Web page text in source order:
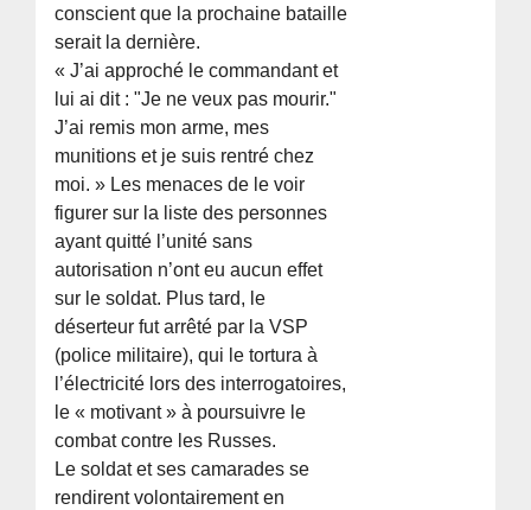
conscient que la prochaine bataille
serait la dernière.
« J’ai approché le commandant et
lui ai dit : "Je ne veux pas mourir."
J’ai remis mon arme, mes
munitions et je suis rentré chez
moi. » Les menaces de le voir
figurer sur la liste des personnes
ayant quitté l’unité sans
autorisation n’ont eu aucun effet
sur le soldat. Plus tard, le
déserteur fut arrêté par la VSP
(police militaire), qui le tortura à
l’électricité lors des interrogatoires,
le « motivant » à poursuivre le
combat contre les Russes.
Le soldat et ses camarades se
rendirent volontairement en